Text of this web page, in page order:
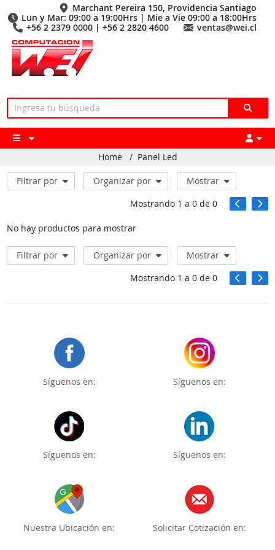
Marchant Pereira 150, Providencia Santiago
Lun y Mar: 09:00 a 19:00Hrs | Mie a Vie 09:00 a 18:00Hrs
+56 2 2379 0000 | +56 2 2820 4600
ventas@wei.cl
Home / Panel Led
Filtrar por Organizar por
Mostrar
Mostrando 1 a 0de 0
No hay productos para mostrar
Filtrar por Organizar por
Mostrar
Mostrando 1 a 0de 0
Síguenos en: Síguenos en:
Síguenos en: Síguenos en:
Nuestra Ubicación en: Solicitar Cotización en: